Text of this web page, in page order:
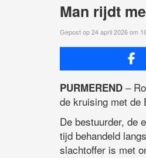
Man rijdt
Gepost op 24 april 2026 om
PURMEREND –
de kruising met de
De bestuurder, de
tijd behandeld
slachtoffer is met